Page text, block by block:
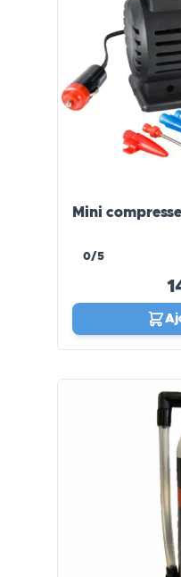
Mini
0/5